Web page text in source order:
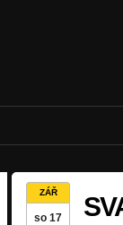
ZÁŘ
so 17